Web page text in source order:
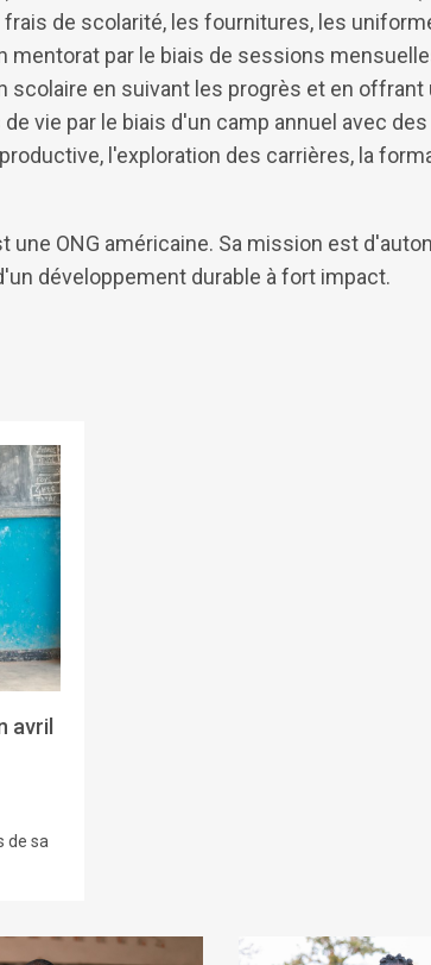
de scolarité, les fournitures, les
mentorat par le biais de sessions
scolaire en suivant les progrès et en offrant
vie par le biais d'un camp annuel avec
l'exploration des carrières, la
une ONG américaine. Sa mission est
d'un développement durable à fort
avril
de sa